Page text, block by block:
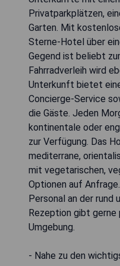
Privatparkplätzen,
Garten. Mit
Sterne-Hotel über
Gegend ist beliebt
Fahrradverleih wird
Unterkunft bietet
Concierge-Service
die Gäste. Jeden
kontinentale oder
zur Verfügung. Das
mediterrane,
mit vegetarischen,
Optionen auf
Personal an der rund
Rezeption gibt
Umgebung.
- Nahe zu den